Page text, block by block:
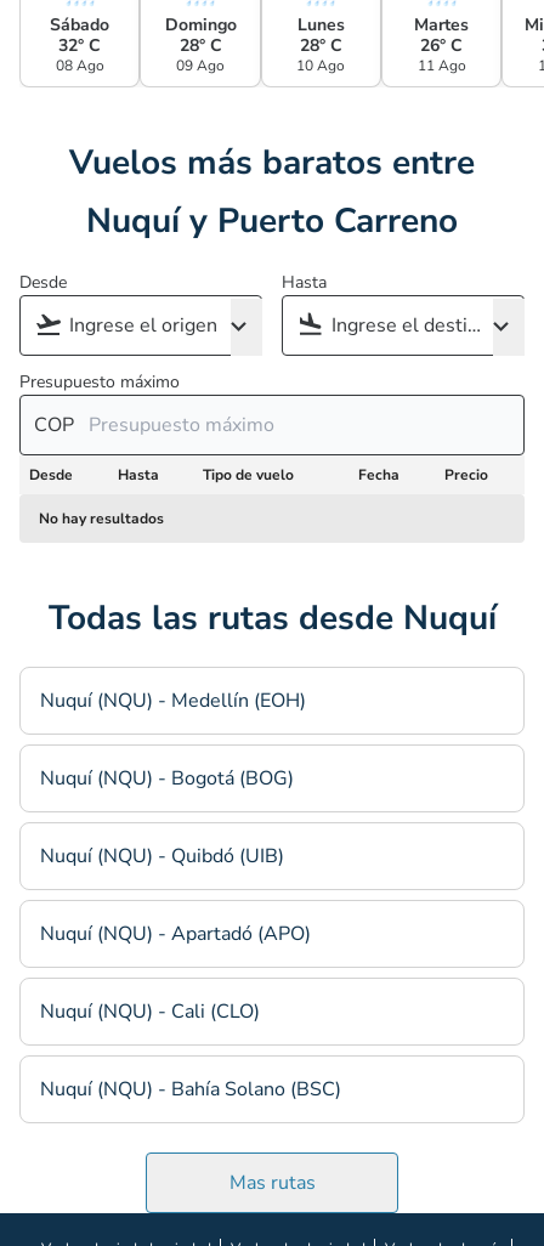
Sábado
32° C
08 Ago
Domingo
28° C
09 Ago
Lunes
28° C
10 Ago
Martes
26° C
11 Ago
Vuelos más baratos entre
Nuquí y Puerto Carreno
Desde Hasta
Presupuesto máximo
COP
Desde Hasta Tipo de vuelo Fecha Precio
No hay resultados
Todas las rutas desde Nuquí
Nuquí (NQU) - Medellín (EOH)
Nuquí (NQU) - Bogotá (BOG)
Nuquí (NQU) - Quibdó (UIB)
Nuquí (NQU) - Apartadó (APO)
Nuquí (NQU) - Cali (CLO)
Nuquí (NQU) - Bahía Solano (BSC)
Mas rutas